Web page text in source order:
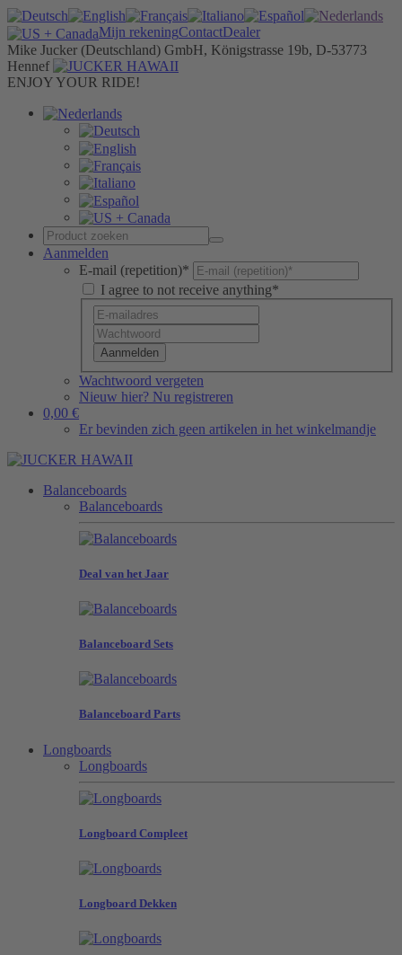
Mijn rekeningContactDealer
Mike Jucker (Deutschland) GmbH, Königstrasse 19b, D-53773
Hennef
ENJOY YOUR RIDE!
Aanmelden
E-mail (repetition)*
I agree to not receive anything*
Aanmelden
Wachtwoord vergeten
Nieuw hier? Nu registreren
0,00 €
Er bevinden zich geen artikelen in het winkelmandje
Balanceboards
Balanceboards
Deal van het Jaar
Balanceboard Sets
Balanceboard Parts
Longboards
Longboards
Longboard Compleet
Longboard Dekken